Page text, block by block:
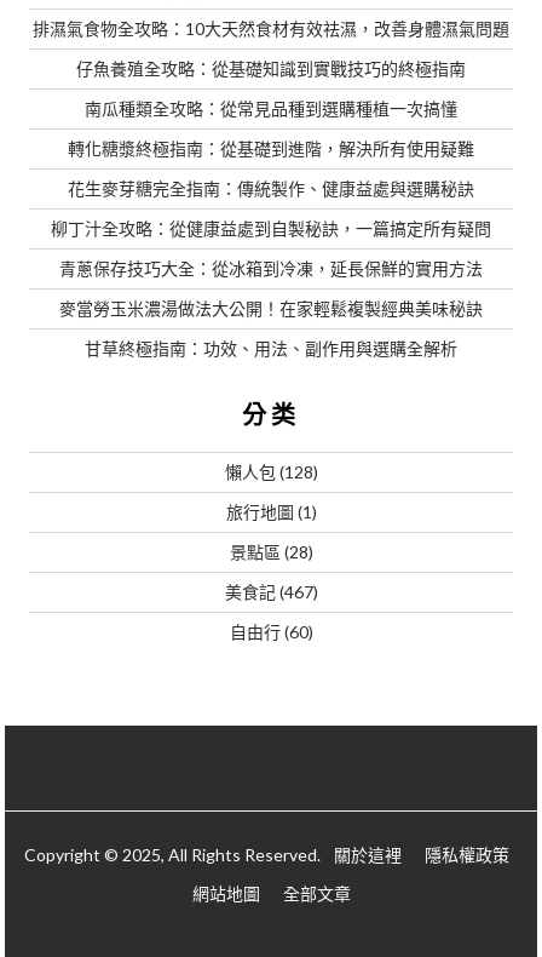
排濕氣食物全攻略：10大天然食材有效祛濕，改善身體濕氣問題
仔魚養殖全攻略：從基礎知識到實戰技巧的終極指南
南瓜種類全攻略：從常見品種到選購種植一次搞懂
轉化糖漿終極指南：從基礎到進階，解決所有使用疑難
花生麥芽糖完全指南：傳統製作、健康益處與選購秘訣
柳丁汁全攻略：從健康益處到自製秘訣，一篇搞定所有疑問
青蔥保存技巧大全：從冰箱到冷凍，延長保鮮的實用方法
麥當勞玉米濃湯做法大公開！在家輕鬆複製經典美味秘訣
甘草終極指南：功效、用法、副作用與選購全解析
分类
懶人包 (128)
旅行地圖 (1)
景點區 (28)
美食記(467)
自由行(60)
Copyright © 2025, All Rights Reserved. 關於這裡
隱私權政策
網站地圖
全部文章